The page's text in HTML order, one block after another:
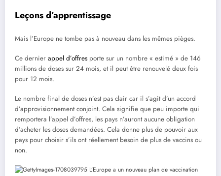
Leçons d’apprentissage
Mais l’Europe ne tombe pas à nouveau dans les mêmes pièges.
Ce dernier appel d’offres porte sur un nombre « estimé » de 146
millions de doses sur 24 mois, et il peut être renouvelé deux fois
pour 12 mois.
Le nombre final de doses n’est pas clair car il s’agit d’un accord
d’approvisionnement conjoint. Cela signifie que peu importe qui
remportera l’appel d’offres, les pays n’auront aucune obligation
d’acheter les doses demandées. Cela donne plus de pouvoir aux
pays pour choisir s’ils ont réellement besoin de plus de vaccins ou
non.